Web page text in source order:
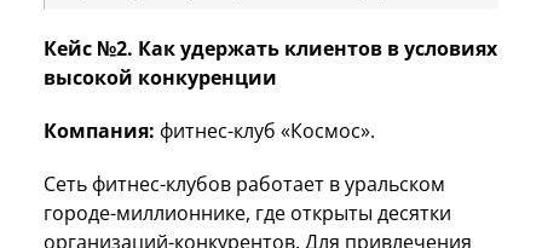
Кейс №2. Как удержать клиентов в условиях
высокой конкуренции
Компания: фитнес-клуб «Космос».
Сеть фитнес-клубов работает в уральском
городе-миллионнике, где открыты десятки
организаций-конкурентов. Для привлечения